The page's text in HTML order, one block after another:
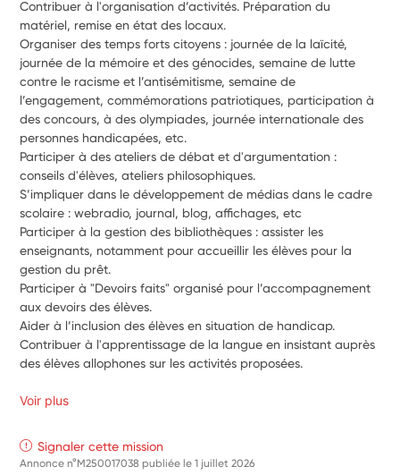
Contribuer à l'organisation d’activités. Préparation du
matériel, remise en état des locaux.
Organiser des temps forts citoyens : journée de la laïcité,
journée de la mémoire et des génocides, semaine de lutte
contre le racisme et l’antisémitisme, semaine de
l’engagement, commémorations patriotiques, participation à
des concours, à des olympiades, journée internationale des
personnes handicapées, etc.
Participer à des ateliers de débat et d'argumentation :
conseils d'élèves, ateliers philosophiques.
S’impliquer dans le développement de médias dans le cadre
scolaire : webradio, journal, blog, affichages, etc
Participer à la gestion des bibliothèques : assister les
enseignants, notamment pour accueillir les élèves pour la
gestion du prêt.
Participer à "Devoirs faits" organisé pour l’accompagnement
aux devoirs des élèves.
Aider à l’inclusion des élèves en situation de handicap.
Contribuer à l'apprentissage de la langue en insistant auprès
des élèves allophones sur les activités proposées.
Voir plus
Signaler cette mission
Annonce n°M250017038 publiée le1 juillet 2026